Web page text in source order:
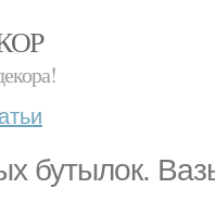
бутылок.